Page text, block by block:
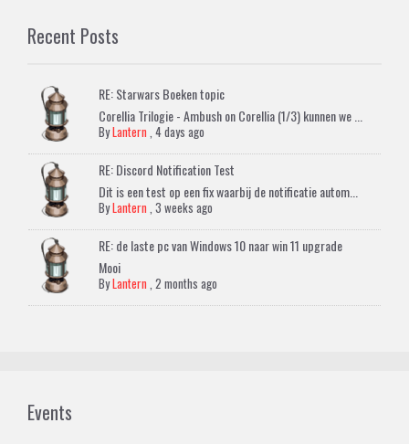
Recent Posts
RE: Starwars Boeken topic
Corellia Trilogie - Ambush on Corellia (1/3) kunnen we ...
ByLantern ,4 days ago
RE: Discord Notification Test
Dit is een test op een fix waarbij de notificatie autom...
ByLantern ,3 weeks ago
RE: de laste pc van Windows 10 naar win 11 upgrade
Mooi
ByLantern ,2 months ago
Events